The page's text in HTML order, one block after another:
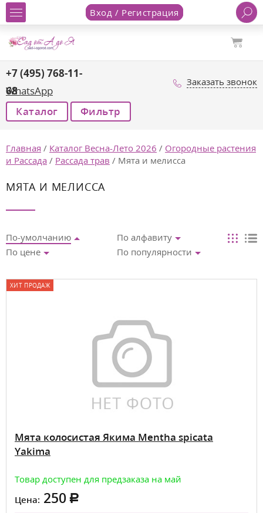
Вход / Регистрация
+7 (495) 768-11-
68
WhatsApp
Заказать звонок
Каталог Фильтр
Главная / Каталог Весна-Лето 2026 / Огородные растения
и Рассада / Рассада трав / Мята и мелисса
МЯТА И МЕЛИССА
По-умолчанию
По алфавиту
По цене
По популярности
ХИТ ПРОДАЖ
Мята колосистая Якима Mentha spicata
Yakima
Товар доступен для предзаказа на май
Цена: 250